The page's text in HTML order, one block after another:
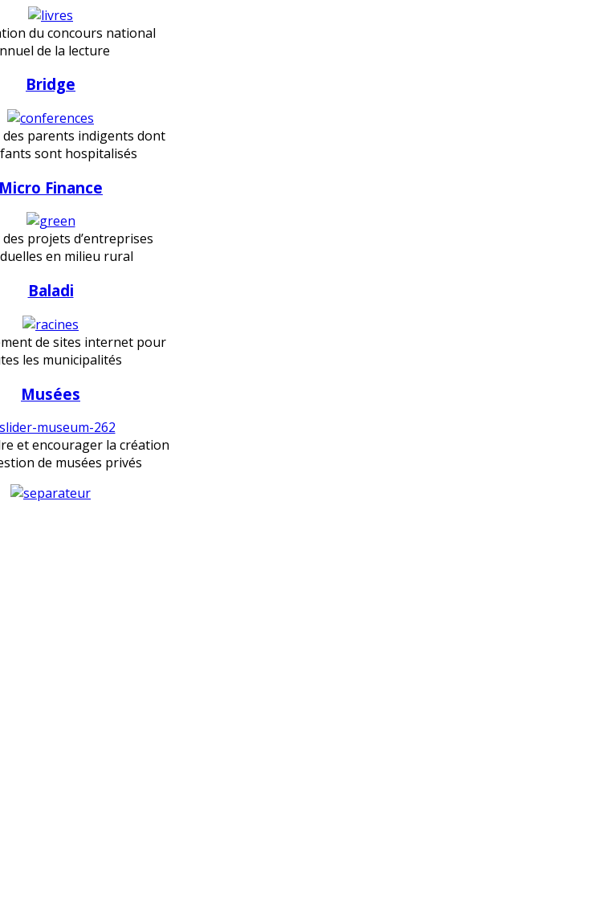
du concours national
de la lecture
Bridge
des parents indigents dont
sont hospitalisés
Micro Finance
des projets d’entreprises
en milieu rural
Baladi
de sites internet pour
les municipalités
Musées
et encourager la création
de musées privés